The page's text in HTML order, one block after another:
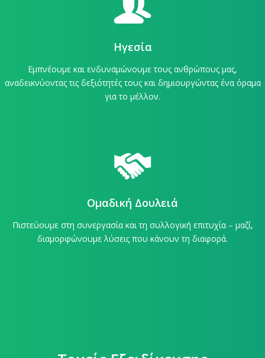
Ηγεσία
Εμπνέουμε και ενδυναμώνουμε τους ανθρώπους μας,
αναδεικνύοντας τις δεξιότητές τους και δημιουργώντας ένα όραμα
για το μέλλον.
Ομαδική Δουλειά
Πιστεύουμε στη συνεργασία και τη συλλογική επιτυχία – μαζί,
διαμορφώνουμε λύσεις που κάνουν τη διαφορά.